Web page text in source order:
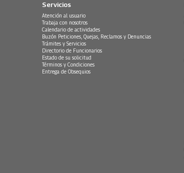
Servicios
Atención al usuario
Trabaja con nosotros
Calendario de actividades
Buzón Peticiones, Quejas, Reclamos y Denuncias
Trámites y Servicios
Directorio de Funcionarios
Estado de su solicitud
Términos y Condiciones
Entrega de Obsequios